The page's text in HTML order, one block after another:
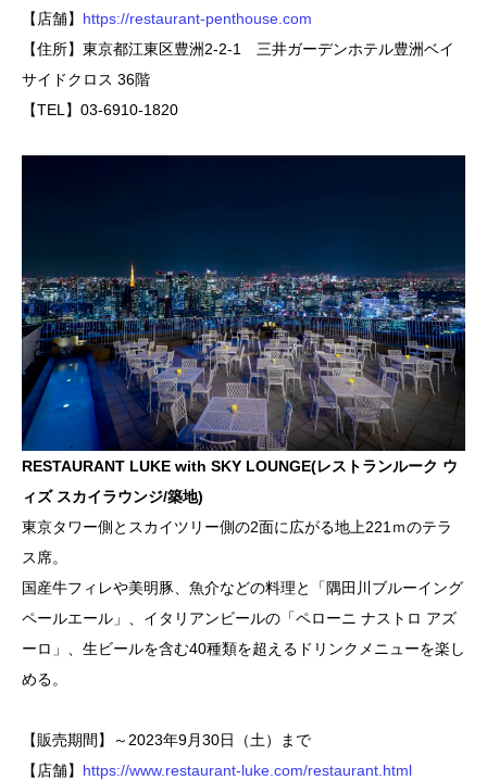
【店舗】 https://restaurant-penthouse.com
【住所】東京都江東区豊洲2-2-1 三井ガーデンホテル豊洲ベイ
サイドクロス 36階
【TEL】03-6910-1820
RESTAURANT LUKE with SKY LOUNGE(レストランルーク ウ
ィズ スカイラウンジ/築地)
東京タワー側とスカイツリー側の2面に広がる地上221ｍのテラ
ス席。
国産牛フィレや美明豚、魚介などの料理と「隅田川ブルーイング
ペールエール」、イタリアンビールの「ペローニ ナストロ アズ
ーロ」、生ビールを含む40種類を超えるドリンクメニューを楽し
める。
【販売期間】～2023年9月30日（土）まで
【店舗】 https://www.restaurant-luke.com/restaurant.html